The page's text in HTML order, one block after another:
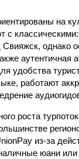
на
с
однако
аутентичная
удобства
работают
роста
из-за
юани